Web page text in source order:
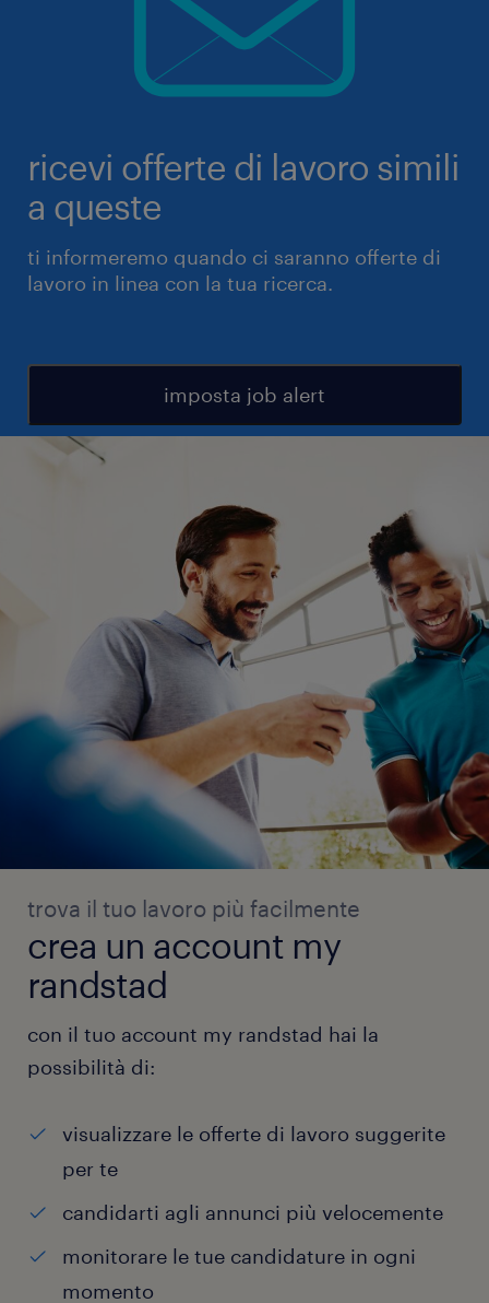
ricevi offerte di lavoro simili
a queste
ti informeremo quando ci saranno offerte di
lavoro in linea con la tua ricerca.
imposta job alert
trova il tuo lavoro più facilmente
crea un account my
randstad
con il tuo account my randstad hai la
possibilità di:
visualizzare le offerte di lavoro suggerite
per te
candidarti agli annunci più velocemente
monitorare le tue candidature in ogni
momento